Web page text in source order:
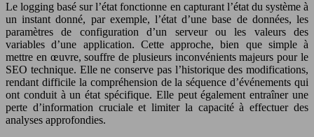
Le logging basé sur l’état fonctionne en capturant l’état du système à
un instant donné, par exemple, l’état d’une base de données, les
paramètres de configuration d’un serveur ou les valeurs des
variables d’une application. Cette approche, bien que simple à
mettre en œuvre, souffre de plusieurs inconvénients majeurs pour le
SEO technique. Elle ne conserve pas l’historique des modifications,
rendant difficile la compréhension de la séquence d’événements qui
ont conduit à un état spécifique. Elle peut également entraîner une
perte d’information cruciale et limiter la capacité à effectuer des
analyses approfondies.